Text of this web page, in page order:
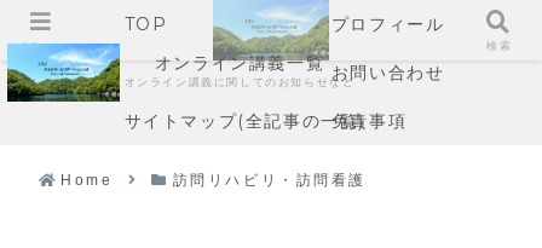
TOP
プロフィール
オンライン講義一覧
オンライン講義に関してのお知らせなどお問い合わせ
サイトマップ(全記事の一覧)免責事項
Home 訪問リハビリ・訪問看護
メニュー 検索